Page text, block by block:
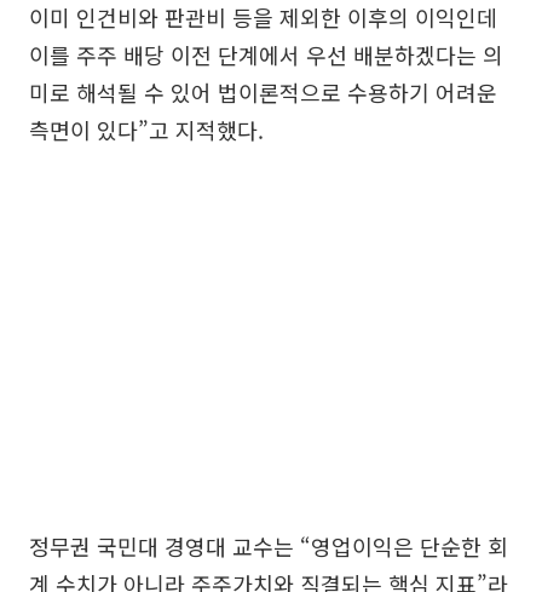
이미 인건비와 판관비 등을 제외한 이후의 이익인데
이를 주주 배당 이전 단계에서 우선 배분하겠다는 의
미로 해석될 수 있어 법이론적으로 수용하기 어려운
측면이 있다”고 지적했다.
정무권 국민대 경영대 교수는 “영업이익은 단순한 회
계 수치가 아니라 주주가치와 직결되는 핵심 지표”라